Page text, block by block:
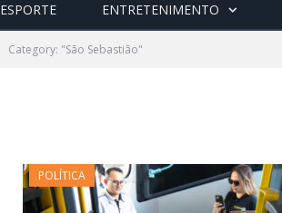
ESPORTE ENTRETENIMENTO
Category: "São Sebastião"
POLÍTICA